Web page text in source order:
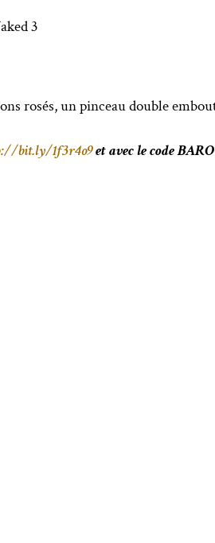
3
rosés, un pinceau double
bit.ly/1f3r4o9et avec le code